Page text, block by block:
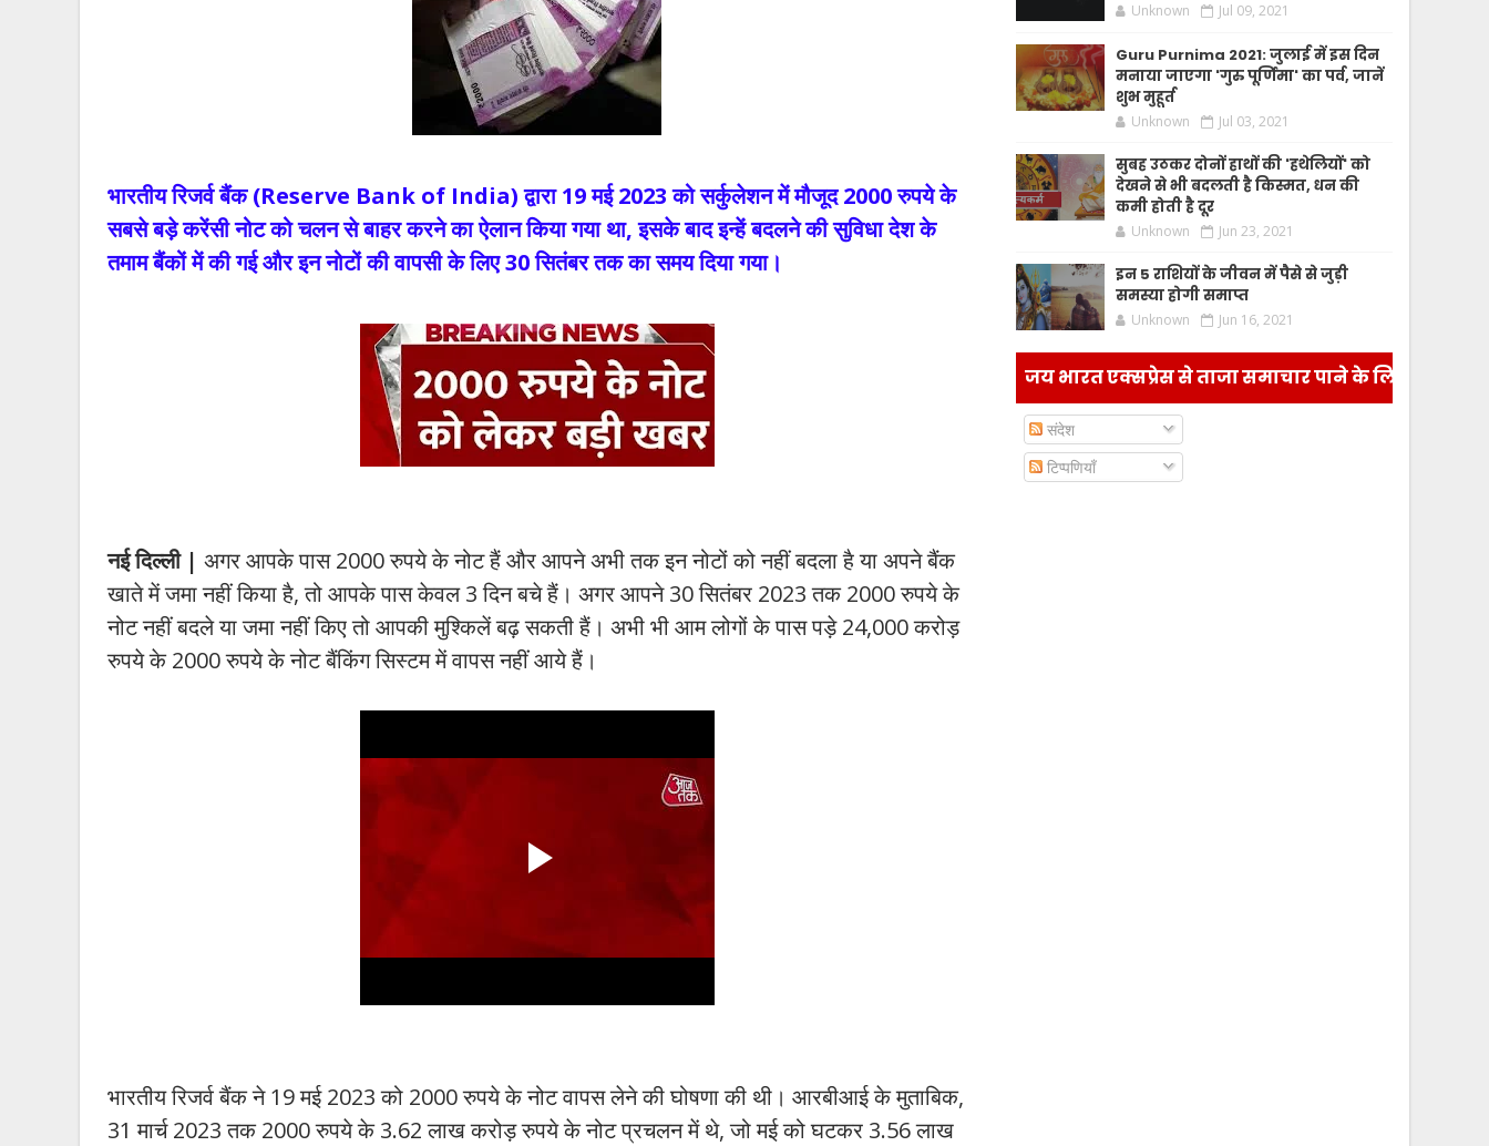
भारतीय रिजर्व बैंक (Reserve Bank of India) द्वारा 19 मई 2023 को सर्कुलेशन में मौजूद 2000 रुपये के
सबसे बड़े करेंसी नोट को चलन से बाहर करने का ऐलान किया गया था, इसके बाद इन्हें बदलने की सुविधा देश के
तमाम बैंकों में की गई और इन नोटों की वापसी के लिए 30 सितंबर तक का समय दिया गया।
नई दिल्ली | अगर आपके पास 2000 रुपये के नोट हैं और आपने अभी तक इन नोटों को नहीं बदला है या अपने बैंक
खाते में जमा नहीं किया है, तो आपके पास केवल 3 दिन बचे हैं। अगर आपने 30 सितंबर 2023 तक 2000 रुपये के
नोट नहीं बदले या जमा नहीं किए तो आपकी मुश्किलें बढ़ सकती हैं। अभी भी आम लोगों के पास पड़े 24,000 करोड़
रुपये के 2000 रुपये के नोट बैंकिंग सिस्टम में वापस नहीं आये हैं।
भारतीय रिजर्व बैंक ने 19 मई 2023 को 2000 रुपये के नोट वापस लेने की घोषणा की थी। आरबीआई के मुताबिक,
31 मार्च 2023 तक 2000 रुपये के 3.62 लाख करोड़ रुपये के नोट प्रचलन में थे, जो मई को घटकर 3.56 लाख
Unknown Jul 09, 2021
Guru Purnima 2021: जुलाई में इस दिन
मनाया जाएगा 'गुरु पूर्णिमा' का पर्व, जानें
शुभ मुहूर्त
Unknown Jul 03, 2021
सुबह उठकर दोनों हाथों की 'हथेलियों' को
देखने से भी बदलती है किस्मत, धन की
कमी होती है दूर
Unknown Jun 23, 2021
इन 5 राशियों के जीवन में पैसे से जुड़ी
समस्या होगी समाप्त
Unknown Jun 16, 2021
जय भारत एक्सप्रेस से ताजा समाचार पाने के लिए
संदेश
टिप्पणियाँ